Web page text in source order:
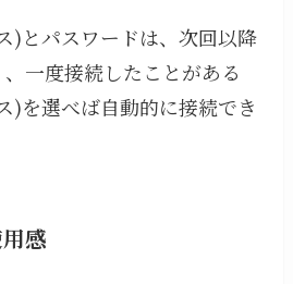
)とパスワードは、次回以降
一度接続したことがある
)を選べば自動的に接続でき
感